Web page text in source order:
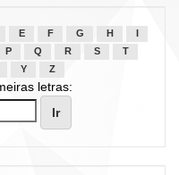
E F G H
P Q R S
T
Y Z
letras: